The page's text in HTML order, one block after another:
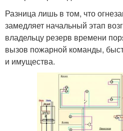
Разница лишь в том, что
замедляет начальный этап
владельцу резерв времени
вызов пожарной команды,
и имущества.